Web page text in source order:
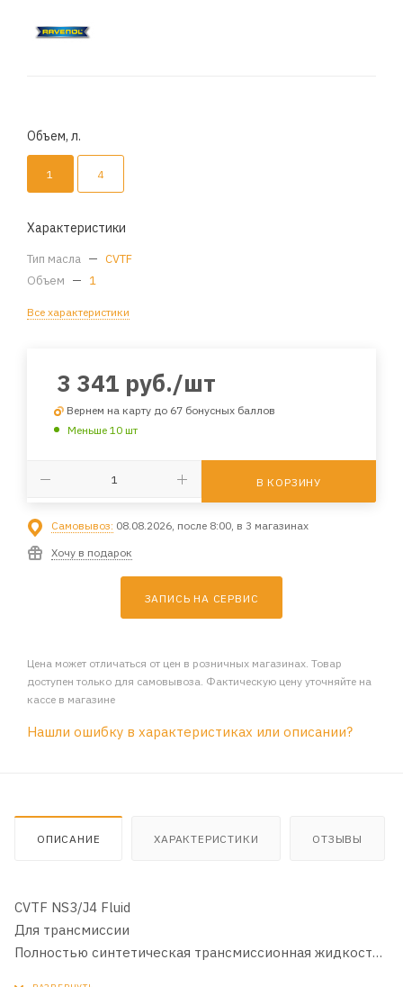
Объем, л.
1 4
Характеристики
Тип масла — CVTF
Объем — 1
Все характеристики
3 341 руб./шт
Вернем на карту до 67 бонусных баллов
Меньше 10 шт
В КОРЗИНУ
Самовывоз: 08.08.2026, после 8:00, в 3 магазинах
Хочу в подарок
ЗАПИСЬ НА СЕРВИС
Цена может отличаться от цен в розничных магазинах. Товар
доступен только для самовывоза. Фактическую цену уточняйте на
кассе в магазине
Нашли ошибку в характеристиках или описании?
ОПИСАНИЕ ХАРАКТЕРИСТИКИ ОТЗЫВЫ
CVTF NS3/J4 Fluid
Для трансмиссии
Полностью синтетическая трансмиссионная жидкость